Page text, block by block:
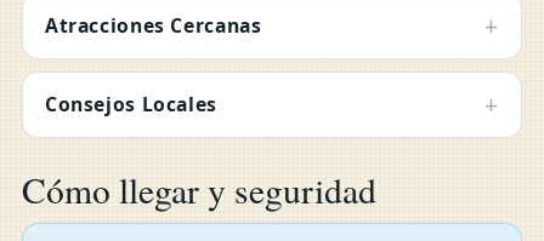
Atracciones Cercanas +
Consejos Locales +
Cómo llegar y seguridad